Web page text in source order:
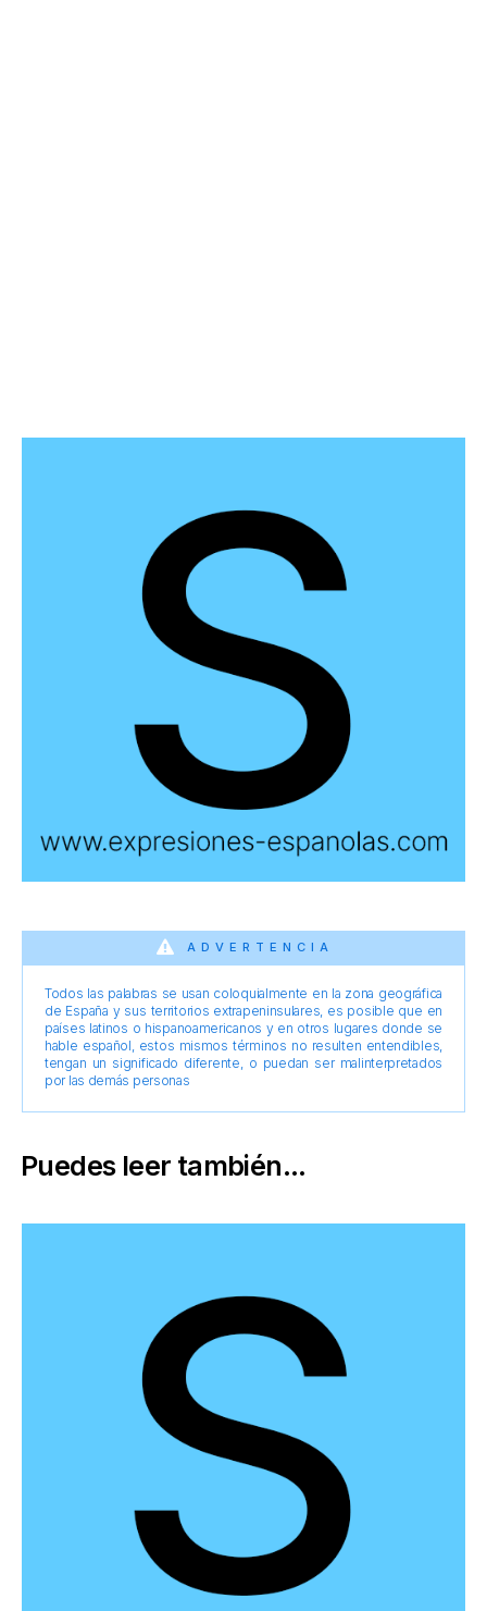
ADVERTENCIA
Todos las palabras se usan coloquialmente en la zona geográfica
de España y sus territorios extrapeninsulares, es posible que en
países latinos o hispanoamericanos y en otros lugares donde se
hable español, estos mismos términos no resulten entendibles,
tengan un significado diferente, o puedan ser malinterpretados
por las demás personas
Puedes leer también...